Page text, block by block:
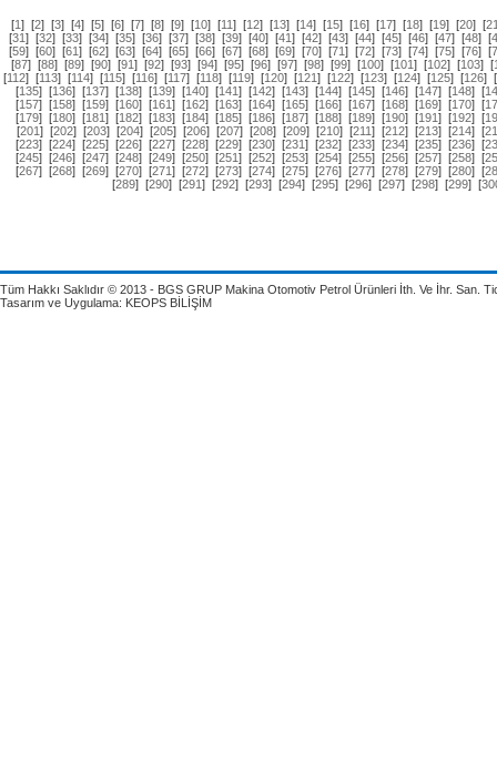
[1] [2] [3] [4] [5] [6] [7] [8] [9] [10] [11] [12] [13] [14] [15] [16] [17] [18] [19] [20] [
[31] [32] [33] [34] [35] [36] [37] [38] [39] [40] [41] [42] [43] [44] [45] [46] [47] [48] [
[59] [60] [61] [62] [63] [64] [65] [66] [67] [68] [69] [70] [71] [72] [73] [74] [75] [76] [
[87] [88] [89] [90] [91] [92] [93] [94] [95] [96] [97] [98] [99] [100] [101] [102] [103] [
[112] [113] [114] [115] [116] [117] [118] [119] [120] [121] [122] [123] [124] [125] [126] [
[135] [136] [137] [138] [139] [140] [141] [142] [143] [144] [145] [146] [147] [148] [
[157] [158] [159] [160] [161] [162] [163] [164] [165] [166] [167] [168] [169] [170] [
[179] [180] [181] [182] [183] [184] [185] [186] [187] [188] [189] [190] [191] [192] [
[201] [202] [203] [204] [205] [206] [207] [208] [209] [210] [211] [212] [213] [214] [
[223] [224] [225] [226] [227] [228] [229] [230] [231] [232] [233] [234] [235] [236] [
[245] [246] [247] [248] [249] [250] [251] [252] [253] [254] [255] [256] [257] [258] [
[267] [268] [269] [270] [271] [272] [273] [274] [275] [276] [277] [278] [279] [280] [
[289] [290] [291] [292] [293] [294] [295] [296] [297] [298] [299] [
Tüm Hakkı Saklıdır © 2013 - BGS GRUP Makina Otomotiv Petrol Ürünleri İth. Ve İhr. San.
Tasarım ve Uygulama: KEOPS BİLİŞİM